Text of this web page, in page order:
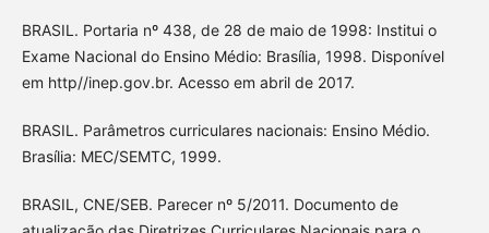
BRASIL. Portaria nº 438, de 28 de maio de 1998: Institui o
Exame Nacional do Ensino Médio: Brasília, 1998. Disponível
em http//inep.gov.br. Acesso em abril de 2017.
BRASIL. Parâmetros curriculares nacionais: Ensino Médio.
Brasília: MEC/SEMTC, 1999.
BRASIL, CNE/SEB. Parecer nº 5/2011. Documento de